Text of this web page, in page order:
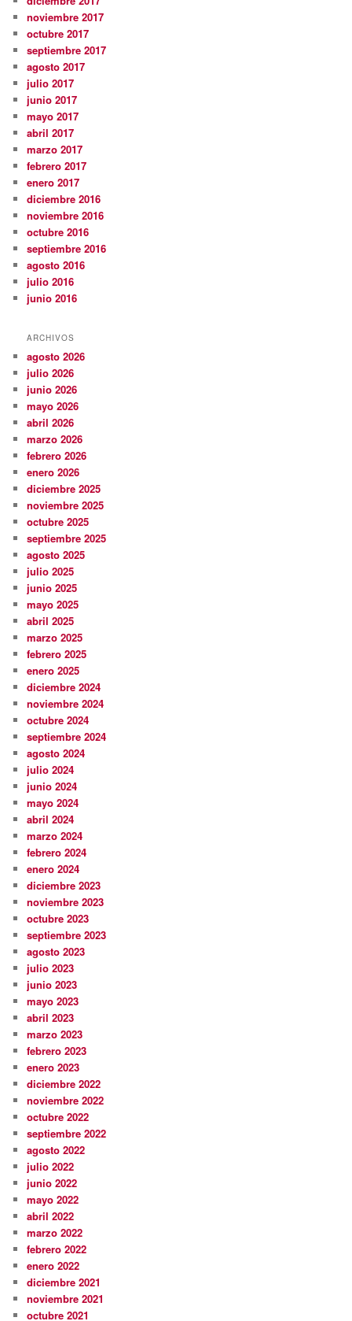
noviembre 2017
octubre 2017
septiembre 2017
agosto 2017
julio 2017
junio 2017
mayo 2017
abril 2017
marzo 2017
febrero 2017
enero 2017
diciembre 2016
noviembre 2016
octubre 2016
septiembre 2016
agosto 2016
julio 2016
junio 2016
ARCHIVOS
agosto 2026
julio 2026
junio 2026
mayo 2026
abril 2026
marzo 2026
febrero 2026
enero 2026
diciembre 2025
noviembre 2025
octubre 2025
septiembre 2025
agosto 2025
julio 2025
junio 2025
mayo 2025
abril 2025
marzo 2025
febrero 2025
enero 2025
diciembre 2024
noviembre 2024
octubre 2024
septiembre 2024
agosto 2024
julio 2024
junio 2024
mayo 2024
abril 2024
marzo 2024
febrero 2024
enero 2024
diciembre 2023
noviembre 2023
octubre 2023
septiembre 2023
agosto 2023
julio 2023
junio 2023
mayo 2023
abril 2023
marzo 2023
febrero 2023
enero 2023
diciembre 2022
noviembre 2022
octubre 2022
septiembre 2022
agosto 2022
julio 2022
junio 2022
mayo 2022
abril 2022
marzo 2022
febrero 2022
enero 2022
diciembre 2021
noviembre 2021
octubre 2021